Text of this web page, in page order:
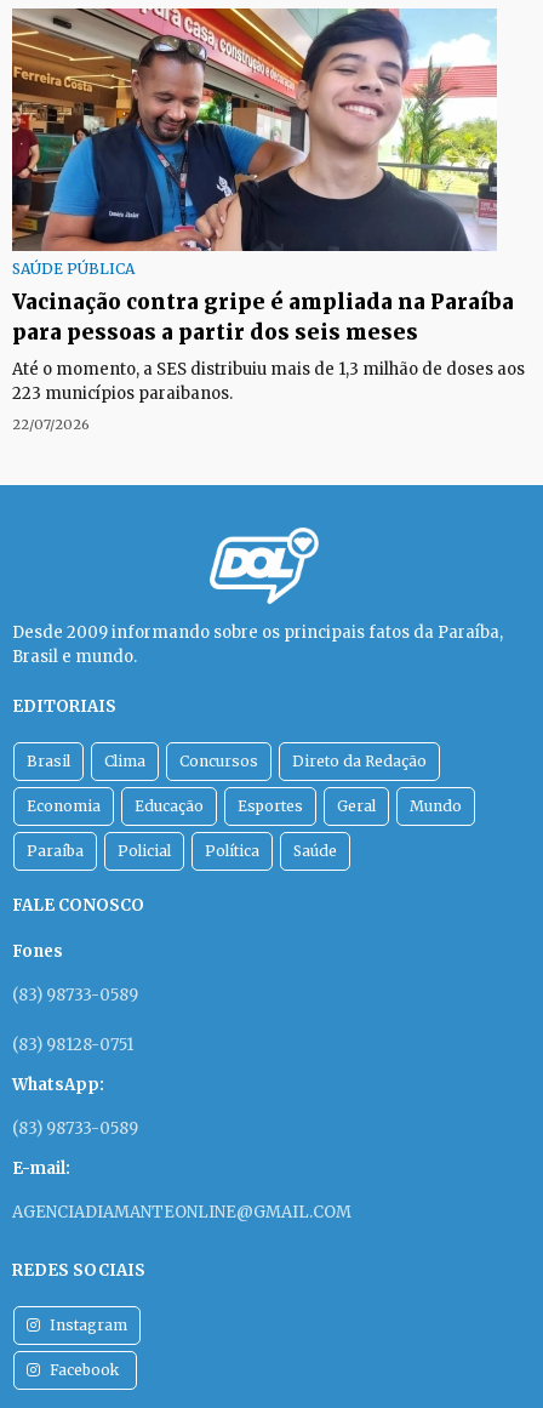
SAÚDE PÚBLICA
Vacinação contra gripe é ampliada na Paraíba
para pessoas a partir dos seis meses
Até o momento, a SES distribuiu mais de 1,3 milhão de doses aos
223 municípios paraibanos.
22/07/2026
Desde 2009 informando sobre os principais fatos da Paraíba,
Brasil e mundo.
EDITORIAIS
Brasil Clima Concursos Direto da Redação
Economia Educação Esportes Geral Mundo
Paraíba Policial Política Saúde
FALE CONOSCO
Fones
(83) 98733-0589
(83) 98128-0751
WhatsApp:
(83) 98733-0589
E-mail:
AGENCIADIAMANTEONLINE@GMAIL.COM
REDES SOCIAIS
Instagram
Facebook